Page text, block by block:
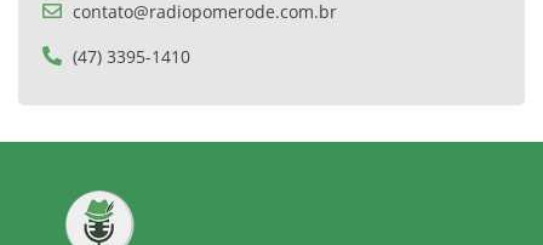
contato@radiopomerode.com.br
(47) 3395-1410